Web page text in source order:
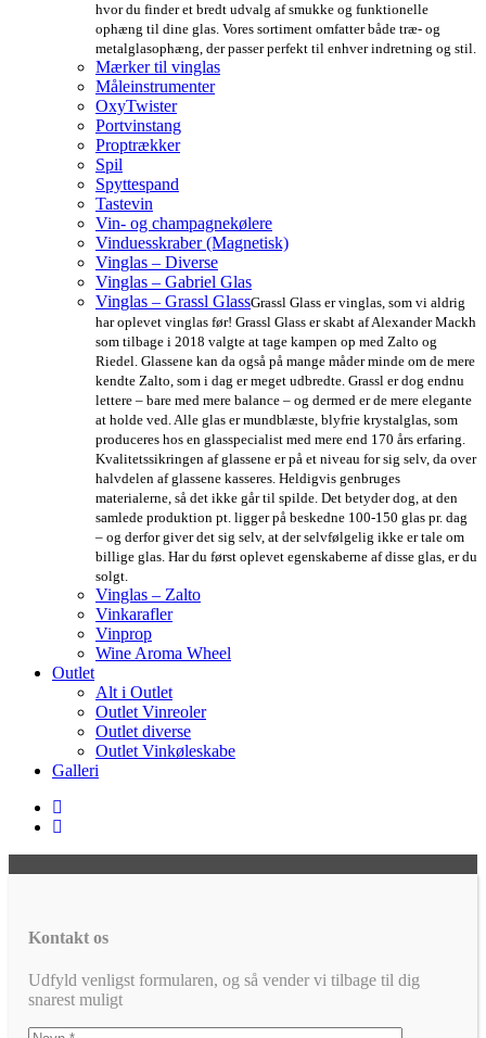
hvor du finder et bredt udvalg af smukke og funktionelle
ophæng til dine glas. Vores sortiment omfatter både træ- og
metalglasophæng, der passer perfekt til enhver indretning og stil.
Mærker til vinglas
Måleinstrumenter
OxyTwister
Portvinstang
Proptrækker
Spil
Spyttespand
Tastevin
Vin- og champagnekølere
Vinduesskraber (Magnetisk)
Vinglas – Diverse
Vinglas – Gabriel Glas
Vinglas – Grassl GlassGrassl Glass er vinglas, som vi aldrig
har oplevet vinglas før! Grassl Glass er skabt af Alexander Mackh
som tilbage i 2018 valgte at tage kampen op med Zalto og
Riedel. Glassene kan da også på mange måder minde om de mere
kendte Zalto, som i dag er meget udbredte. Grassl er dog endnu
lettere – bare med mere balance – og dermed er de mere elegante
at holde ved. Alle glas er mundblæste, blyfrie krystalglas, som
produceres hos en glasspecialist med mere end 170 års erfaring.
Kvalitetssikringen af glassene er på et niveau for sig selv, da over
halvdelen af glassene kasseres. Heldigvis genbruges
materialerne, så det ikke går til spilde. Det betyder dog, at den
samlede produktion pt. ligger på beskedne 100-150 glas pr. dag
– og derfor giver det sig selv, at der selvfølgelig ikke er tale om
billige glas. Har du først oplevet egenskaberne af disse glas, er du
solgt.
Vinglas – Zalto
Vinkarafler
Vinprop
Wine Aroma Wheel
Outlet
Alt i Outlet
Outlet Vinreoler
Outlet diverse
Outlet Vinkøleskabe
Galleri
Kontakt os
Udfyld venligst formularen, og så vender vi tilbage til dig
snarest muligt